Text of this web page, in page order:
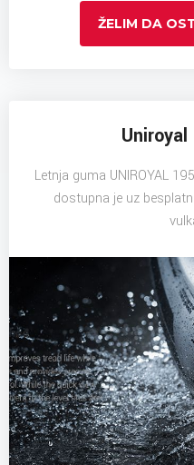
ŽELIM DA
Letnja guma UNIROYAL
dostupna je uz